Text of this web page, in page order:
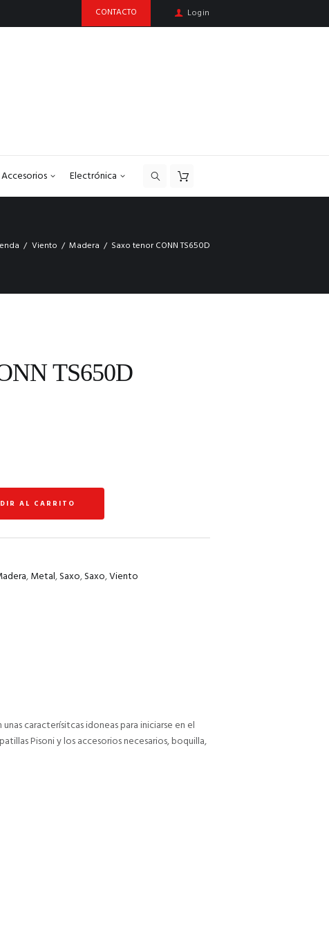
CONTACTO Login
Accesorios Electrónica
Viento Madera Saxo tenor CONN TS650D
TS650D
AL CARRITO
,Metal,Saxo,Saxo,Viento
caracterísitcas idoneas para iniciarse en el
Pisoni y los accesorios necesarios, boquilla,